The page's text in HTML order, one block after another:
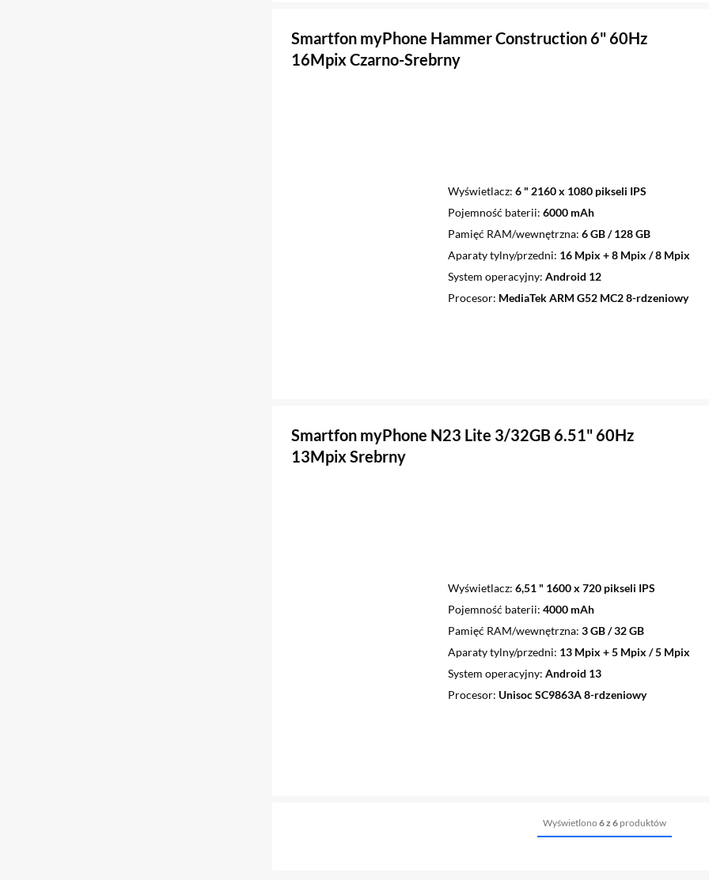
Smartfon myPhone Hammer Construction 6" 60Hz
16Mpix Czarno-Srebrny
Wyświetlacz 6 " 2160 x 1080 pikseli IPS
Pojemność baterii 6000 mAh
Pamięć RAM/wewnętrzna 6 GB / 128 GB
Aparaty tylny/przedni 16 Mpix + 8 Mpix / 8 Mpix
System operacyjny Android 12
Procesor MediaTek ARM G52 MC2 8-rdzeniowy
Smartfon myPhone N23 Lite 3/32GB 6.51" 60Hz
13Mpix Srebrny
Wyświetlacz 6,51 " 1600 x 720 pikseli IPS
Pojemność baterii 4000 mAh
Pamięć RAM/wewnętrzna 3 GB / 32 GB
Aparaty tylny/przedni 13 Mpix + 5 Mpix / 5 Mpix
System operacyjny Android 13
Procesor Unisoc SC9863A 8-rdzeniowy
Wyświetlono 6 z 6 produktów